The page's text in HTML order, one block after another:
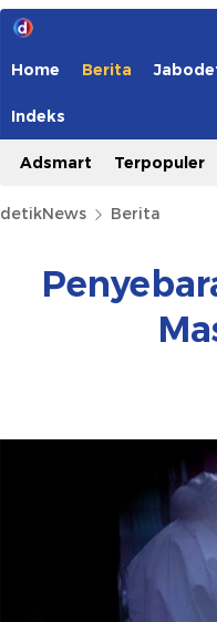
Home Berita
Indeks
Adsmart Terpopuler
detikNews Berita